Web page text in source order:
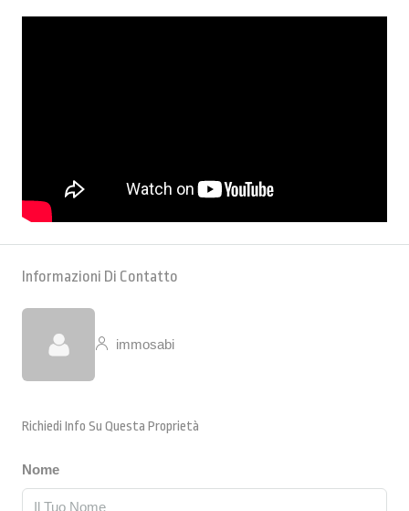
Informazioni Di Contatto
immosabi
Richiedi Info Su Questa Proprietà
Nome